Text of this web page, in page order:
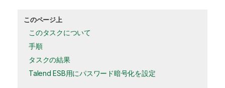
このページ上
このタスクについて
手順
タスクの結果
Talend ESB用にパスワード暗号化を設定